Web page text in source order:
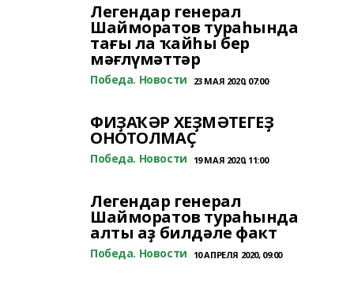
Легендар генерал
Шайморатов тураһында
тағы ла ҡайһы бер
мәғлүмәттәр
Победа. Новости 23 МАЯ 2020, 07:00
ФИҘАҠӘР ХЕҘМӘТЕГЕҘ
ОНОТОЛМАҪ
Победа. Новости 19 МАЯ 2020, 11:00
Легендар генерал
Шайморатов тураһында
алты аҙ билдәле факт
Победа. Новости 10 АПРЕЛЯ 2020, 09:00